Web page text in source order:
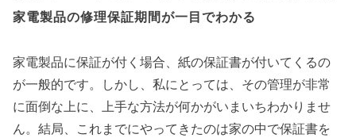
家電製品の修理保証期間が一目でわかる
家電製品に保証が付く場合、紙の保証書が付いてくるの
が一般的です。しかし、私にとっては、その管理が非常
に面倒な上に、上手な方法が何かがいまいちわかりませ
ん。結局、これまでにやってきたのは家の中で保証書を